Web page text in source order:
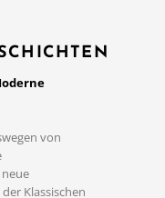
von
Klassischen